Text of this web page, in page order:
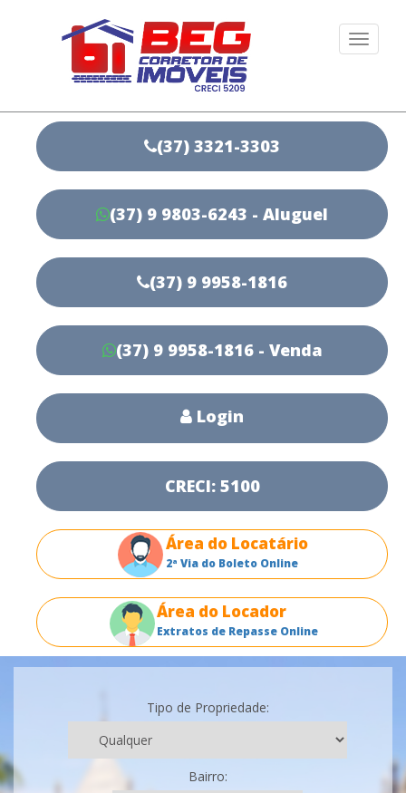
(37) 3321-3303
(37) 9 9803-6243 - Aluguel
(37) 9 9958-1816
(37) 9 9958-1816 - Venda
Login
CRECI: 5100
Área do Locatário
2ª Via do Boleto Online
Área do Locador
Extratos de Repasse Online
Tipo de Propriedade:
Bairro: